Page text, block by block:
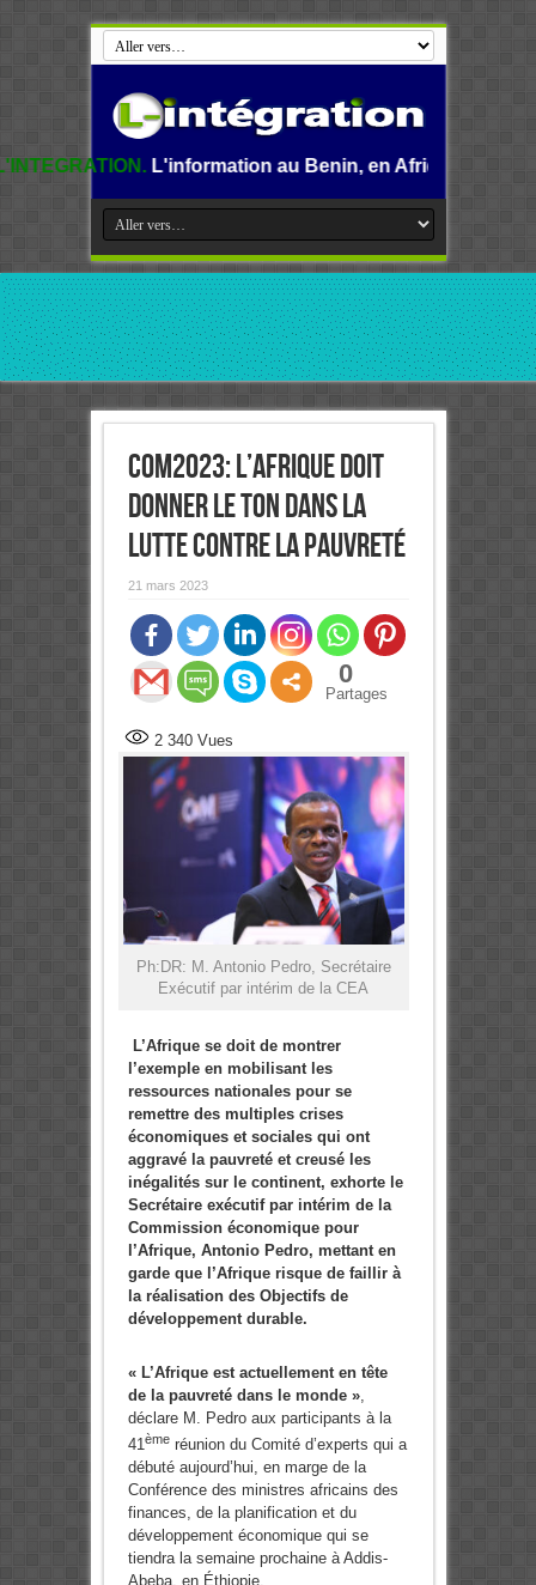
L'information au Benin, en Afrique et dans le monde.
CoM2023: L’Afrique doit
donner le ton dans la
lutte contre la pauvreté
21 mars 2023
0
Partages
2 340Vues
Ph:DR: M. Antonio Pedro, Secrétaire
Exécutif par intérim de la CEA
L’Afrique se doit de montrer
l’exemple en mobilisant les
ressources nationales pour se
remettre des multiples crises
économiques et sociales qui ont
aggravé la pauvreté et creusé les
inégalités sur le continent, exhorte le
Secrétaire exécutif par intérim de la
Commission économique pour
l’Afrique, Antonio Pedro, mettant en
garde que l’Afrique risque de faillir à
la réalisation des Objectifs de
développement durable.
« L’Afrique est actuellement en tête
de la pauvreté dans le monde »,
déclare M. Pedro aux participants à la
41èmeréunion du Comité d’experts qui a
débuté aujourd’hui, en marge de la
Conférence des ministres africains des
finances, de la planification et du
développement économique qui se
tiendra la semaine prochaine à Addis-
Abeba, en Éthiopie.